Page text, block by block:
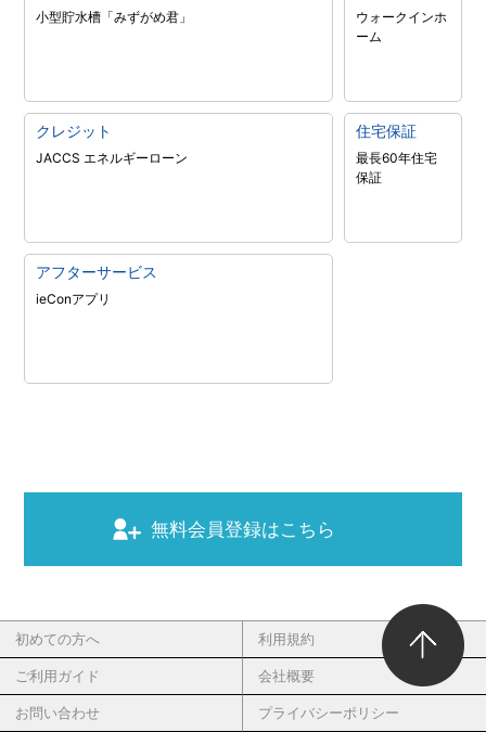
小型貯水槽「みずがめ君」
ウォークインホ
ーム
クレジット
JACCS エネルギーローン
住宅保証
最長60年住宅
保証
アフターサービス
ieConアプリ
無料会員登録はこちら
初めての方へ 利用規約
ご利用ガイド 会社概要
お問い合わせ プライバシーポリシー